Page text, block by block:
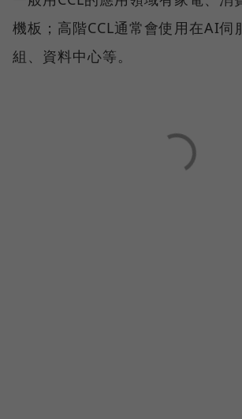
機板；高階CCL通常會使用在AI伺
組、資料中心等。